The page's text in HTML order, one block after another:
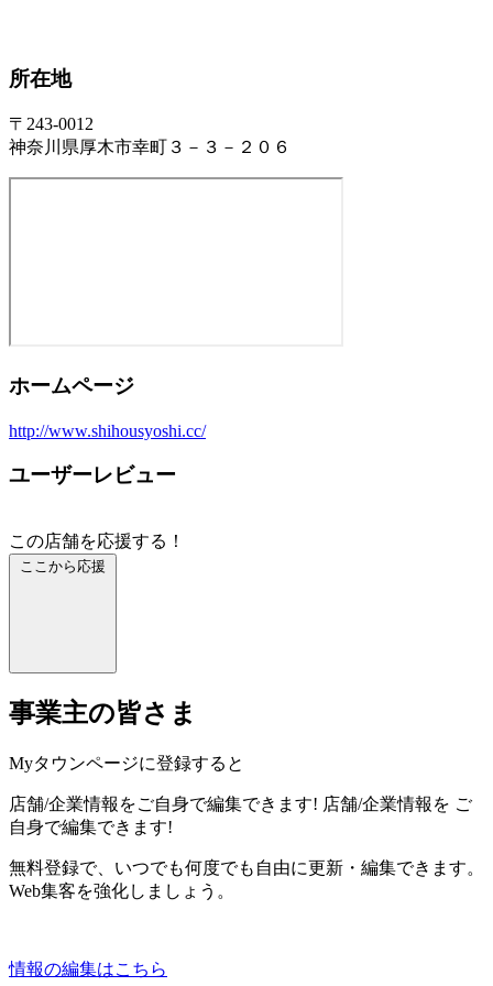
所在地
〒243-0012
神奈川県厚木市幸町３－３－２０６
ホームページ
http://www.shihousyoshi.cc/
ユーザーレビュー
この店舗を応援する！
ここから応援
事業主の皆さま
Myタウンページに登録すると
店舗/企業情報をご自身で編集できます! 店舗/企業情報を ご
自身で編集できます!
無料登録で、いつでも何度でも自由に更新・編集できます。
Web集客を強化しましょう。
情報の編集はこちら